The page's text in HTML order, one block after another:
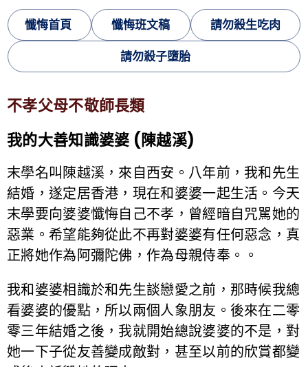
懺悔首頁 懺悔班文稿 請勿殺生吃肉
請勿殺子墮胎
不孝父母不敬師長類
我的大善知識婆婆 (陳越溪)
末學名叫陳越溪，來自西安。八年前，我和先生
結婚，遂定居香港，現在和婆婆一起生活。今天
末學要向婆婆懺悔自己不孝，曾經暗自咒駡她的
惡業。希望能夠從此不再對婆婆有任何惡念，真
正將她作為阿彌陀佛，作為母親侍奉。。
我和婆婆相識於和先生談戀愛之前，那時候我總
看婆婆的優點，所以兩個人象朋友。後來在二零
零三年結婚之後，我就開始總說婆婆的不是，對
她一下子從友善變成敵對，甚至以前的欣賞都變